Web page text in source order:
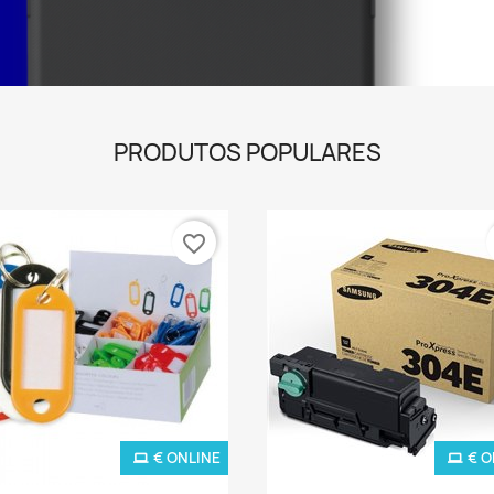
PRODUTOS POPULARES
€ ONLINE
favorite_border
€